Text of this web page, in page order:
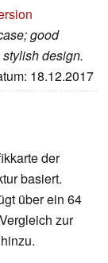
good
design.
18.12.2017
der
basiert.
über ein 64
zur